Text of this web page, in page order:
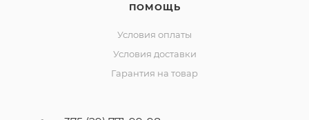
ПОМОЩЬ
Условия оплаты
Условия доставки
Гарантия на товар